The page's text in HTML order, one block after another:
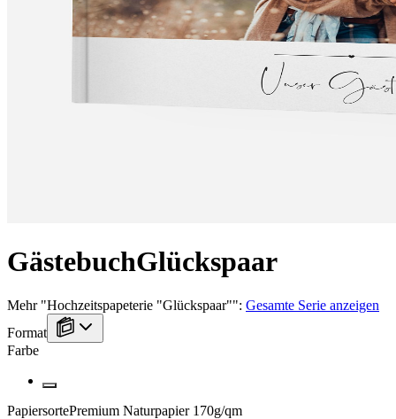
GästebuchGlückspaar
Mehr"Hochzeitspapeterie "Glückspaar"": Gesamte Serie anzeigen
Format
Farbe
PapiersortePremium Naturpapier 170g/qm